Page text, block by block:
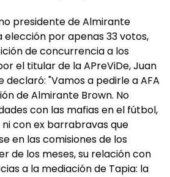
presidente de Almirante
elección por apenas 33 votos,
de concurrencia a los
el titular de la APreViDe, Juan
declaró: "Vamos a pedirle a AFA
de Almirante Brown. No
con las mafias en el fútbol,
con ex barrabravas que
en las comisiones de los
de los meses, su relación con
a la mediación de Tapia: la